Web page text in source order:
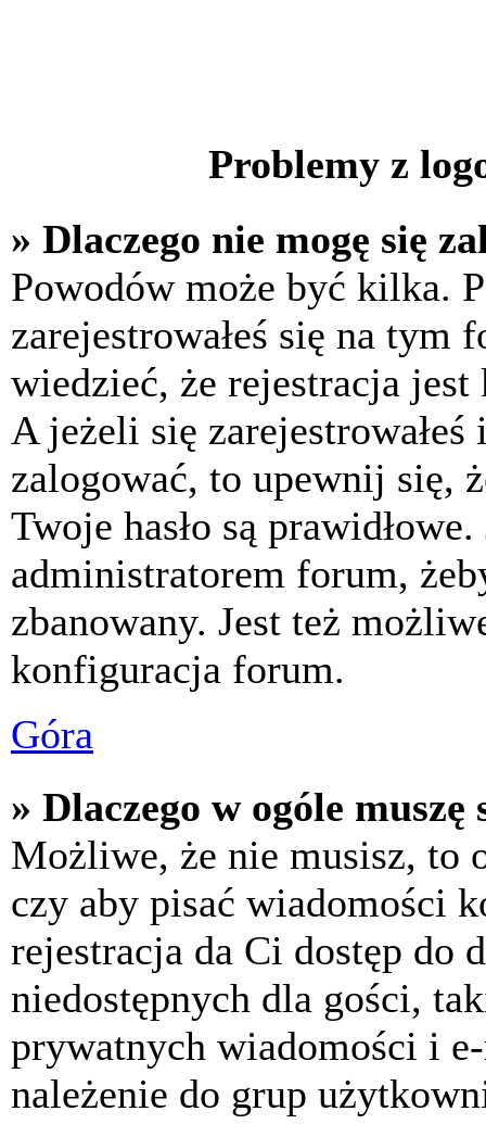
Problemy z
» Dlaczego nie mogę się
Powodów może być kilka.
zarejestrowałeś się na tym
wiedzieć, że rejestracja
A jeżeli się
zalogować, to upewnij się,
Twoje hasło są
administratorem forum,
zbanowany. Jest też
konfiguracja forum.
Góra
» Dlaczego w ogóle
Możliwe, że nie musisz, to
czy aby pisać wiadomości
rejestracja da Ci dostęp do
niedostępnych dla gości,
prywatnych wiadomości i
należenie do grup